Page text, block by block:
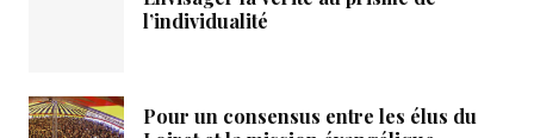
l’individualité
Pour un consensus entre les élus du